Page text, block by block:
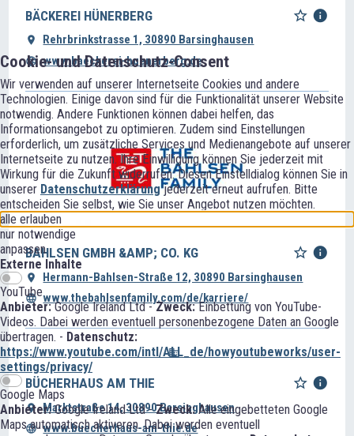
Cookie- und Datenschutz-Consent
Wir verwenden auf unserer Internetseite Cookies und andere
Technologien. Einige davon sind für die Funktionalität unserer Website
notwendig. Andere Funktionen können dabei helfen, das
Informationsangebot zu optimieren. Zudem sind Einstellungen
erforderlich, um zusätzliche Services und Medienangebote auf unserer
Internetseite zu nutzen. Ihre Einwilligung können Sie jederzeit mit
Wirkung für die Zukunft widerrufen. Diesen Einstelldialog können Sie in
unserer Datenschutzerklärungjederzeit erneut aufrufen. Bitte
entscheiden Sie selbst, wie Sie unser Angebot nutzen möchten.
alle erlauben
nur notwendige
anpassen
Externe Inhalte
YouTube
Anbieter:Google Ireland Ltd -Zweck:Einbettung von YouTube-
Videos. Dabei werden eventuell personenbezogene Daten an Google
übertragen. - Datenschutz:
https://www.youtube.com/intl/ALL_de/howyoutubeworks/user-
settings/privacy/
Google Maps
Anbieter:Google Ireland Ltd -Zweck:Alle eingebetteten Google
Maps automatisch aktiveren. Dabei werden eventuell
BÄCKEREI HÜNERBERG
Rehrbrinkstrasse 1, 30890 Barsinghausen
www.baeckerei-huenerberg.de
BAHLSEN GMBH &AMP; CO. KG
Hermann-Bahlsen-Straße 12, 30890 Barsinghausen
www.thebahlsenfamily.com/de/karriere/
BÜCHERHAUS AM THIE
Marktstraße 14, 30890 Barsinghausen
www.buecherhaus-am-thie.de